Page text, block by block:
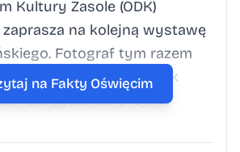
Kultury Zasole (ODK)
na kolejną wystawę
Fotograf tym razem
z najstarszych technik
i przygotował projekt
do 30 czerwca 2026 roku
na Fakty Oświęcim